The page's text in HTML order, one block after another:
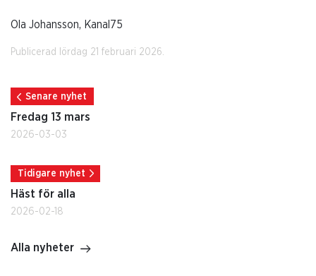
Ola Johansson, Kanal75
Publicerad lördag 21 februari 2026.
Senare nyhet
Fredag 13 mars
2026-03-03
Tidigare nyhet
Häst för alla
2026-02-18
Alla nyheter